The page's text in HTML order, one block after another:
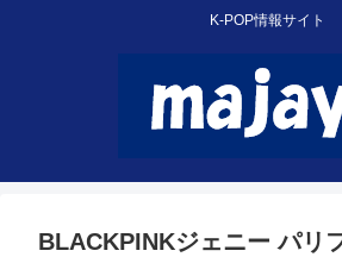
K-POP情報サイト
BLACKPINKジェニー パリ